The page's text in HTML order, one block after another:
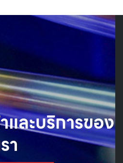
Search
ละบริการของ
า